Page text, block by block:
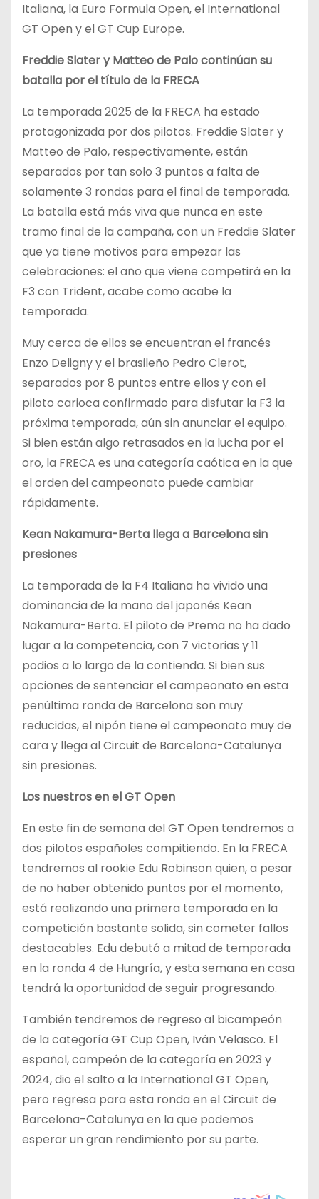
Italiana, la Euro Formula Open, el International
GT Open y el GT Cup Europe.
Freddie Slater y Matteo de Palo continúan su
batalla por el título de la FRECA
La temporada 2025 de la FRECA ha estado
protagonizada por dos pilotos. Freddie Slater y
Matteo de Palo, respectivamente, están
separados por tan solo 3 puntos a falta de
solamente 3 rondas para el final de temporada.
La batalla está más viva que nunca en este
tramo final de la campaña, con un Freddie Slater
que ya tiene motivos para empezar las
celebraciones: el año que viene competirá en la
F3 con Trident, acabe como acabe la
temporada.
Muy cerca de ellos se encuentran el francés
Enzo Deligny y el brasileño Pedro Clerot,
separados por 8 puntos entre ellos y con el
piloto carioca confirmado para disfutar la F3 la
próxima temporada, aún sin anunciar el equipo.
Si bien están algo retrasados en la lucha por el
oro, la FRECA es una categoría caótica en la que
el orden del campeonato puede cambiar
rápidamente.
Kean Nakamura-Berta llega a Barcelona sin
presiones
La temporada de la F4 Italiana ha vivido una
dominancia de la mano del japonés Kean
Nakamura-Berta. El piloto de Prema no ha dado
lugar a la competencia, con 7 victorias y 11
podios a lo largo de la contienda. Si bien sus
opciones de sentenciar el campeonato en esta
penúltima ronda de Barcelona son muy
reducidas, el nipón tiene el campeonato muy de
cara y llega al Circuit de Barcelona-Catalunya
sin presiones.
Los nuestros en el GT Open
En este fin de semana del GT Open tendremos a
dos pilotos españoles compitiendo. En la FRECA
tendremos al rookie Edu Robinson quien, a pesar
de no haber obtenido puntos por el momento,
está realizando una primera temporada en la
competición bastante solida, sin cometer fallos
destacables. Edu debutó a mitad de temporada
en la ronda 4 de Hungría, y esta semana en casa
tendrá la oportunidad de seguir progresando.
También tendremos de regreso al bicampeón
de la categoría GT Cup Open, Iván Velasco. El
español, campeón de la categoría en 2023 y
2024, dio el salto a la International GT Open,
pero regresa para esta ronda en el Circuit de
Barcelona-Catalunya en la que podemos
esperar un gran rendimiento por su parte.